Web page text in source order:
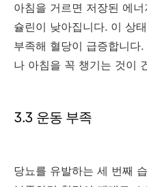
아침을 거르면 저장된 에
슐린이 낮아집니다. 이 상
부족해 혈당이 급증합니다
나 아침을 꼭 챙기는 것이
3.3 운동 부족
당뇨를 유발하는 세 번째